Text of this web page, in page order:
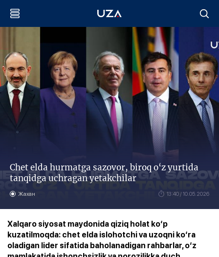
Chet elda hurmatga sazovor, biroq o‘z yurtida
tanqidga uchragan yetakchilar
Жахан 13:40 / 10.05.2026
Xalqaro siyosat maydonida qiziq holat ko‘p
kuzatilmoqda: chet elda islohotchi va uzoqni ko‘ra
oladigan lider sifatida baholanadigan rahbarlar, o‘z